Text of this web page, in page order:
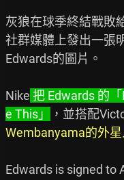
灰狼在球季終結戰敗
社群媒體上發出一張
Edwards的圖片。
Nike 把 Edwards 的
e This」
Wembanyama的外
Edwards is signed to